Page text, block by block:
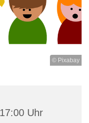
© Pixabay
Uhr